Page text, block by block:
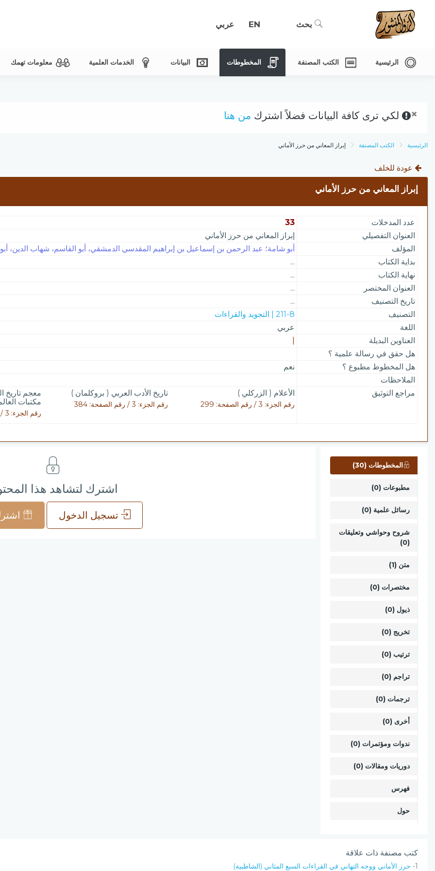
بحث EN عربي
الرئيسية الكتب المصنفة المخطوطات البيانات الخدمات العلمية معلومات تهمك
× لكي ترى كافة البيانات فضلاً اشترك من هنا
الرئيسية الكتب المصنفة إبراز المعاني من حرز الأماني
عودة للخلف
إبراز المعاني من حرز الأماني
عدد المدخلات
33
العنوان التفصيلي
إبراز المعاني من حرز الأماني
المؤلف
أبو شامة؛ عبد الرحمن بن إسماعيل بن إبراهيم المقدسي الدمشقي، أبو القاسم، شهاب الدين، أبو
بداية الكتاب
...
نهاية الكتاب
...
العنوان المختصر
...
تاريخ التصنيف
...
التصنيف
211-8 | التجويد والقراءات
اللغة
عربي
العناوين البديلة
هل حقق في رسالة علمية ؟
هل المخطوط مطبوع ؟
نعم
الملاحظات
مراجع التوثيق
الأعلام ( الزركلي )
رقم الجزء: 3 / رقم الصفحة: 299
تاريخ الأدب العربي ( بروكلمان )
رقم الجزء: 3 / رقم الصفحة: 384
معجم تاريخ
مكتبات
رقم الجزء: 3 / رقم الصفحة: 1641
المخطوطات (30)
مطبوعات (0)
رسائل علمية (0)
شروح وحواشي وتعليقات
(0)
متن (1)
مختصرات (0)
ذيول (0)
تخريج (0)
ترتيب (0)
تراجم (0)
ترجمات (0)
أخرى (0)
ندوات ومؤتمرات (0)
دوريات ومقالات (0)
فهرس
حول
اشترك لتشاهد هذا
تسجيل الدخول
كتب مصنفة ذات علاقة
1- حرز الأماني ووجه التهاني في القراءات السبع المثاني (الشاطبية)